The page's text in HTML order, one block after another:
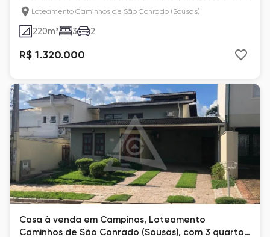
com 220 m²
Loteamento Caminhos de São Conrado (Sousas)
220m² 3 2
R$ 1.320.000
Casa à venda em Campinas, Loteamento
Caminhos de São Conrado (Sousas), com 3 quartos,